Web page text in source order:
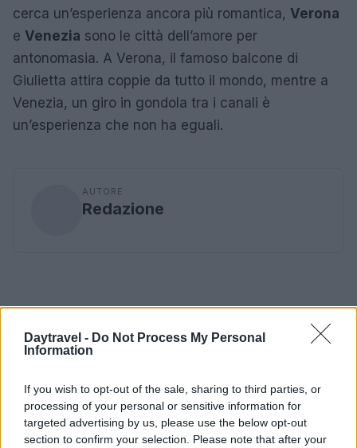
Daytravel - Do Not Process My Personal
Information
If you wish to opt-out of the sale, sharing to third parties, or
processing of your personal or sensitive information for
targeted advertising by us, please use the below opt-out
section to confirm your selection. Please note that after your
cerca un’esperienza ancora più romantica, Verona
e Venezia sono le città dell’amore per
antonomasia. A Verona, il famoso balcone di
Giulietta attira coppie da tutto il mondo, mentre a
Venezia, un giro in gondola tra i canali è
un’esperienza che non ha eguali.
AUTORE
Redazione